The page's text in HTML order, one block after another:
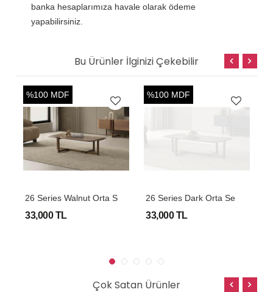
banka hesaplarımıza havale olarak ödeme
yapabilirsiniz.
Bu Ürünler İlginizi Çekebilir
%100 MDF
33,000 TL
%100 MDF
33,000 TL
Çok Satan Ürünler